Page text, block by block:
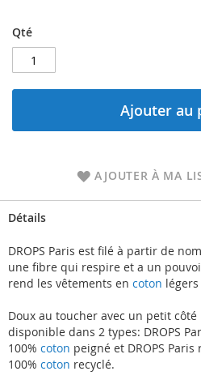
Qté
Ajouter au
AJOUTER À MA
Détails
DROPS Paris est filé à partir de
une fibre qui respire et a un
rend les vêtements en coton
Doux au toucher avec un petit
disponible dans 2 types: DROPS
100% coton peigné et DROPS
100% coton recyclé.